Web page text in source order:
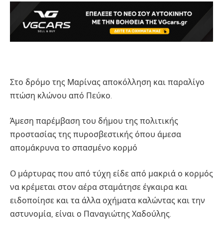
Στο δρόμο της Μαρίνας αποκόλληση και παραλίγο
πτώση κλώνου από Πεύκο.
Άμεση παρέμβαση του δήμου της πολιτικής
προστασίας της πυροσβεστικής όπου άμεσα
απομάκρυνα το σπασμένο κορμό
Ο μάρτυρας που από τύχη είδε από μακριά ο κορμός
να κρέμεται στον αέρα σταμάτησε έγκαιρα και
ειδοποίησε και τα άλλα οχήματα καλώντας και την
αστυνομία, είναι ο Παναγιώτης Χαδούλης.